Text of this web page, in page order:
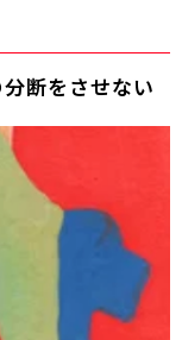
分断をさせない